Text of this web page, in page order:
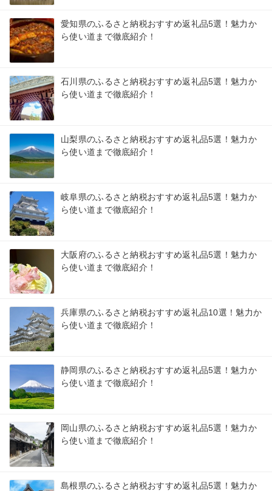
愛知県のふるさと納税おすすめ返礼品5選！魅力か
ら使い道まで徹底紹介！
石川県のふるさと納税おすすめ返礼品5選！魅力か
ら使い道まで徹底紹介！
山梨県のふるさと納税おすすめ返礼品5選！魅力か
ら使い道まで徹底紹介！
岐阜県のふるさと納税おすすめ返礼品5選！魅力か
ら使い道まで徹底紹介！
大阪府のふるさと納税おすすめ返礼品5選！魅力か
ら使い道まで徹底紹介！
兵庫県のふるさと納税おすすめ返礼品10選！魅力か
ら使い道まで徹底紹介！
静岡県のふるさと納税おすすめ返礼品5選！魅力か
ら使い道まで徹底紹介！
岡山県のふるさと納税おすすめ返礼品5選！魅力か
ら使い道まで徹底紹介！
島根県のふるさと納税おすすめ返礼品5選！魅力か